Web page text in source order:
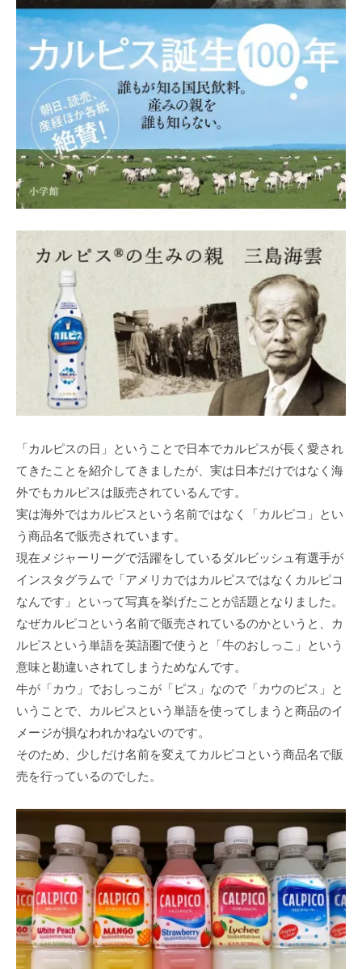
「カルピスの日」ということで日本でカルピスが長く愛され
てきたことを紹介してきましたが、実は日本だけではなく海
外でもカルピスは販売されているんです。
実は海外ではカルピスという名前ではなく「カルピコ」とい
う商品名で販売されています。
現在メジャーリーグで活躍をしているダルビッシュ有選手が
インスタグラムで「アメリカではカルピスではなくカルピコ
なんです」といって写真を挙げたことが話題となりました。
なぜカルピコという名前で販売されているのかというと、カ
ルピスという単語を英語圏で使うと「牛のおしっこ」という
意味と勘違いされてしまうためなんです。
牛が「カウ」でおしっこが「ピス」なので「カウのピス」と
いうことで、カルピスという単語を使ってしまうと商品のイ
メージが損なわれかねないのです。
そのため、少しだけ名前を変えてカルピコという商品名で販
売を行っているのでした。